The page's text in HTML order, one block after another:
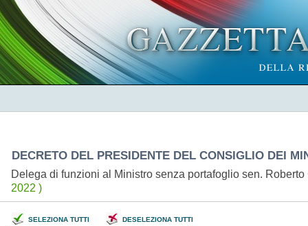
DECRETO DEL PRESIDENTE DEL CONSIGLIO DEI
Delega di funzioni al Ministro senza portafoglio sen.
2022 )
SELEZIONA TUTTI DESELEZIONA TUTTI